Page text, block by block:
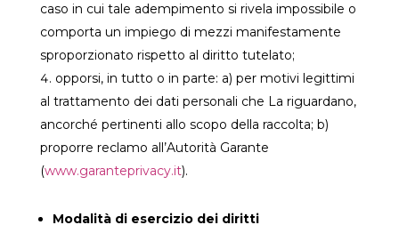
caso in cui tale adempimento si rivela impossibile o
comporta un impiego di mezzi manifestamente
sproporzionato rispetto al diritto tutelato;
opporsi, in tutto o in parte: a) per motivi legittimi
al trattamento dei dati personali che La riguardano,
ancorché pertinenti allo scopo della raccolta; b)
proporre reclamo all’Autorità Garante
(www.garanteprivacy.it).
Modalità di esercizio dei diritti